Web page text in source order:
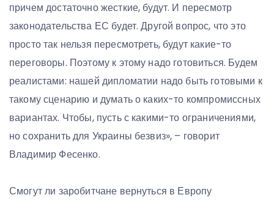
причем достаточно жесткие, будут. И пересмотр
законодательства ЕС будет. Другой вопрос, что это
просто так нельзя пересмотреть, будут какие-то
переговоры. Поэтому к этому надо готовиться. Будем
реалистами: нашей дипломатии надо быть готовыми к
такому сценарию и думать о каких-то компромиссных
вариантах. Чтобы, пусть с какими-то ограничениями,
но сохранить для Украины безвиз», – говорит
Владимир Фесенко.
Смогут ли заробитчане вернуться в Европу